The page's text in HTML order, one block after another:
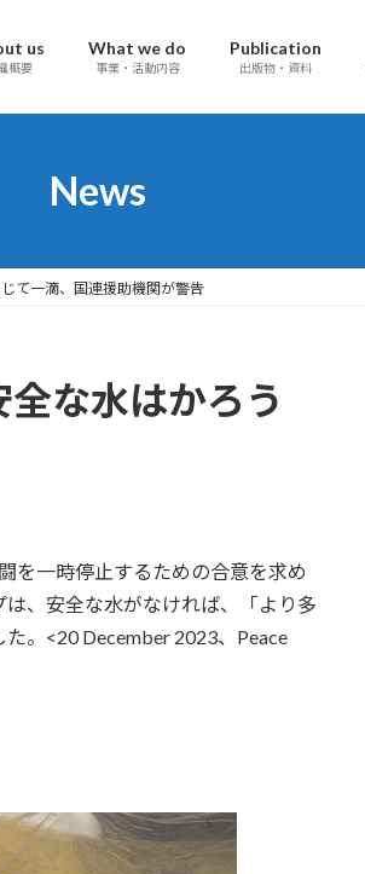
us
概要
What we do
事業・活動内容
Publication
出版物・資料
News
て一滴、国連援助機関が警告
全な水はかろう
を一時停止するための合意を求め
、安全な水がなければ、「より多
。<20 December 2023、Peace